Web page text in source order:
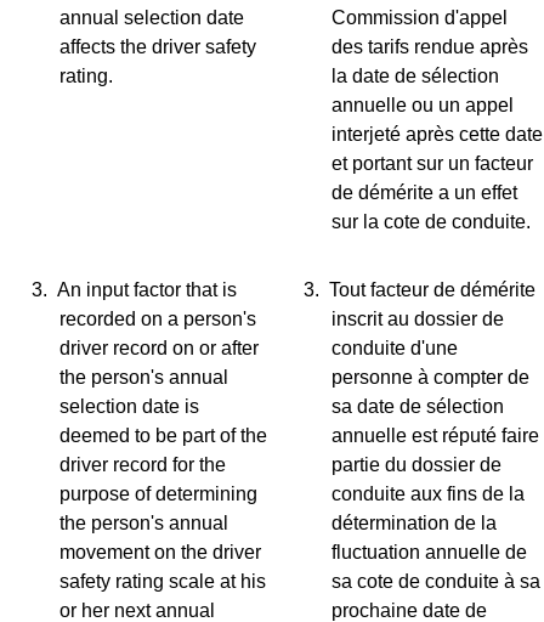
annual selection date
affects the driver safety
rating.
Commission d'appel
des tarifs rendue après
la date de sélection
annuelle ou un appel
interjeté après cette date
et portant sur un facteur
de démérite a un effet
sur la cote de conduite.
3. An input factor that is
recorded on a person's
driver record on or after
the person's annual
selection date is
deemed to be part of the
driver record for the
purpose of determining
the person's annual
movement on the driver
safety rating scale at his
or her next annual
3. Tout facteur de démérite
inscrit au dossier de
conduite d'une
personne à compter de
sa date de sélection
annuelle est réputé faire
partie du dossier de
conduite aux fins de la
détermination de la
fluctuation annuelle de
sa cote de conduite à sa
prochaine date de